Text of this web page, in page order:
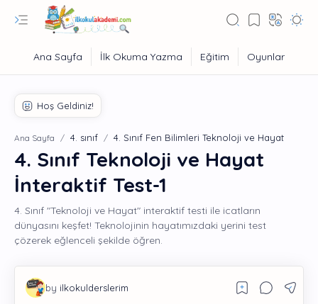
Ana Sayfa 4. sınıf 4. Sınıf Fen Bilimleri Teknoloji ve Hayat
4. Sınıf Teknoloji ve Hayat
İnteraktif Test-1
4. Sınıf "Teknoloji ve Hayat" interaktif testi ile icatların
dünyasını keşfet! Teknolojinin hayatımızdaki yerini test
çözerek eğlenceli şekilde öğren.